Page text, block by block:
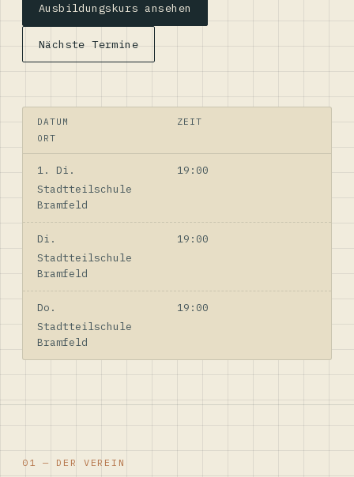
Ausbildungskurs ansehen
Nächste Termine
DATUM
ZEIT
ORT
1. Di.
19:00
Stadtteilschule
Bramfeld
Di.
19:00
Stadtteilschule
Bramfeld
Do.
19:00
Stadtteilschule
Bramfeld
01 — DER VEREIN